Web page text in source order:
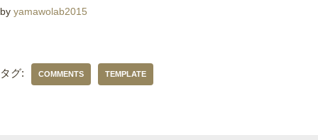
by yamawolab2015
タグ: COMMENTS TEMPLATE